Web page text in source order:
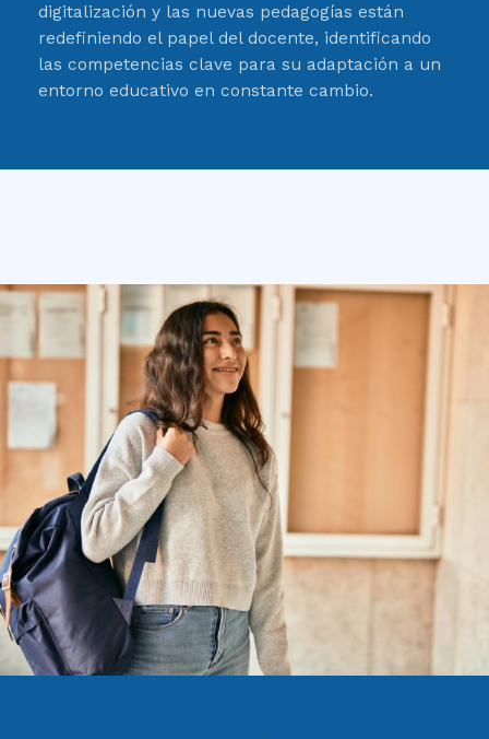
digitalización y las nuevas pedagogías están
redefiniendo el papel del docente, identificando
las competencias clave para su adaptación a un
entorno educativo en constante cambio.